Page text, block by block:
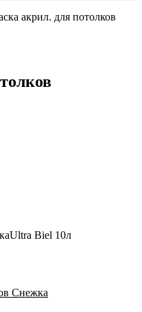
акрил. для потолков
Biel 10л